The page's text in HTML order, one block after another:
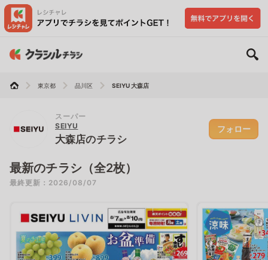
東京都 品川区 SEIYU 大森店
スーパー
SEIYU
大森店のチラシ
フォロー
最新のチラシ（全2枚）
最終更新：2026/08/07